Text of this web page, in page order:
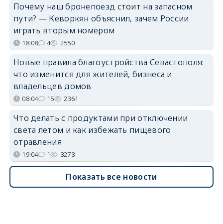
Почему наш бронепоезд стоит на запасном
пути? — Кеворкян объяснил, зачем России
играть вторым номером
18:08 4 2550
Новые правила благоустройства Севастополя:
что изменится для жителей, бизнеса и
владельцев домов
08:04 15 2361
Что делать с продуктами при отключении
света летом и как избежать пищевого
отравления
19:04 1 3273
Показать все новости